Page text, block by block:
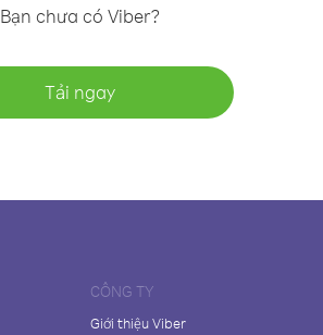
Bạn chưa có Viber?
Tải ngay
CÔNG TY
Giới thiệu Viber